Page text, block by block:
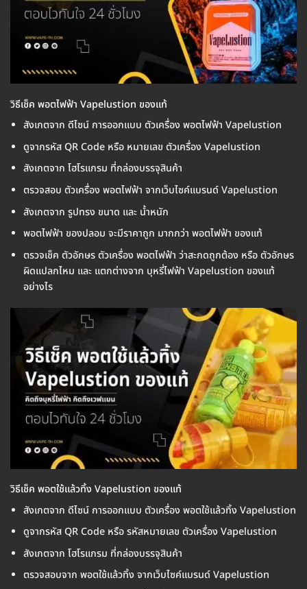
วิธีเช็ค พอตไฟฟ้า Vapelustion ของแท้
สังเกตจาก ดีไซน์ การออกแบบ ตัวเครื่อง พอตไฟฟ้า Vapelustion
ดูจากรหัส QR Code หรือ หมายเลข ตัวเครื่อง Vapelustion
สังเกตจาก โฮโรแกรม ที่กล่องบรรจุสินค้า
ตรวจสอบ ตัวเครื่อง พอตไฟฟ้า จากเว็บไซค์แบรนด์ Vapelustion
สังเกตจาก รูปทรง ขนาด และ น้ำหนัก
พอตไฟฟ้า ของปลอม จะมีราคาถูก มากกว่า พอตไฟฟ้า ของแท้
ตรวจเช็ค ตัวอักษร ตัวเครื่อง พอตไฟฟ้า ว่าสะกดถูกต้อง หรือ ตัวอักษร
ผิดแปลกไหม และ แตกต่างจาก บุหรี่ไฟฟ้า Vapelustion ของแท้
อย่างไร
วิธีเช็ค พอตใช้แล้วทิ้ง Vapelustion ของแท้
สังเกตจาก ดีไซน์ การออกแบบ ตัวเครื่อง พอตใช้แล้วทิ้ง Vapelustion
ดูจากรหัส QR Code หรือ รหัสหมายเลข ตัวเครื่อง Vapelustion
สังเกตจาก โฮโรแกรม ที่กล่องบรรจุสินค้า
ตรวจสอบจาก พอตใช้แล้วทิ้ง จากเว็บไซค์แบรนด์ Vapelustion